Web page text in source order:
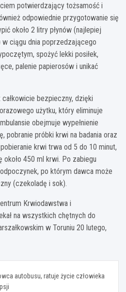
potwierdzający tożsamość i
odpowiednie przygotowanie się
około 2 litry płynów (najlepiej
ciągu dnia poprzedzającego
spożyć lekki posiłek,
palenie papierosów i unikać
bezpieczny, dzięki
użytku, który eliminuje
obejmuje wypełnienie
pobranie próbki krwi na badania oraz
krwi trwa od 5 do 10 minut,
450 ml krwi. Po zabiegu
po którym dawca może
(czekoladę i sok).
Krwiodawstwa i
na wszystkich chętnych do
w Toruniu 20 lutego,
autobusu, ratuje życie człowieka